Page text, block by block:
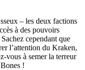
– les deux factions
à des pouvoirs
cependant que
l’attention du Kraken,
vous à semer la terreur
!